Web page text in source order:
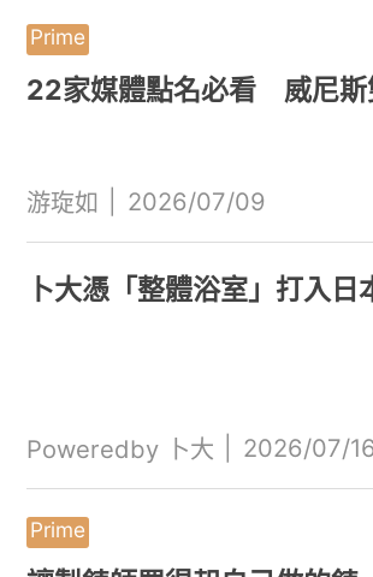
22家媒體點名必看 威尼斯
游琁如 2026/07/09
卜大憑「整體浴室」打入
Poweredby 卜大 2026/07/